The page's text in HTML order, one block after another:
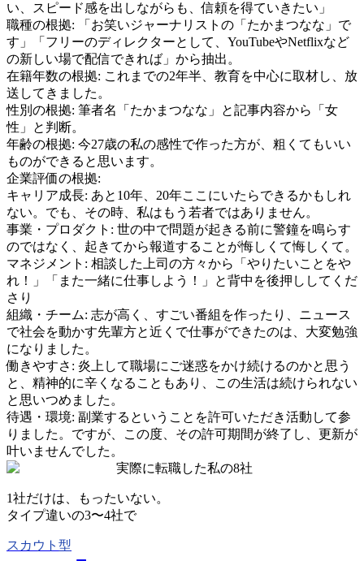
い、スピード感を出しながらも、信頼を得ていきたい」
職種の根拠:
「お笑いジャーナリストの「たかまつなな」で
す」「フリーのディレクターとして、YouTubeやNetflixなど
の新しい場で配信できれば」から抽出。
在籍年数の根拠: これまでの2年半、教育を中心に取材し、放
送してきました。
性別の根拠: 筆者名「たかまつなな」と記事内容から「女
性」と判断。
年齢の根拠: 今27歳の私の感性で作った方が、粗くてもいい
ものができると思います。
企業評価の根拠:
キャリア成長: あと10年、20年ここにいたらできるかもしれ
ない。でも、その時、私はもう若者ではありません。
事業・プロダクト : 世の中で問題が起きる前に警鐘を鳴らす
のではなく、起きてから報道することが悔しくて悔しくて。
マネジメント : 相談した上司の方々から「やりたいことをや
れ！」「また一緒に仕事しよう！」と背中を後押ししてくだ
さり
組織・チーム: 志が高く、すごい番組を作ったり、ニュース
で社会を動かす先輩方と近くで仕事ができたのは、大変勉強
になりました。
働きやすさ : 炎上して職場にご迷惑をかけ続けるのかと思う
と、精神的に辛くなることもあり、この生活は続けられない
と思いつめました。
待遇・環境: 副業するということを許可いただき活動して参
りました。ですが、この度、その許可期間が終了し、更新が
叶いませんでした。
実際に転職した私の8社
1社だけは、もったいない。
タイプ違いの3〜4社で
スカウト型